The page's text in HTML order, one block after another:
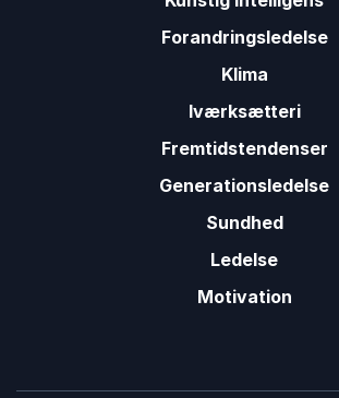
Forandringsledelse
Klima
Iværksætteri
Fremtidstendenser
Generationsledelse
Sundhed
Ledelse
Motivation